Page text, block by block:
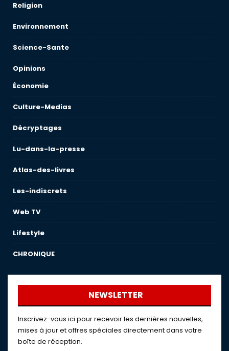
Religion
Environnement
Science-Sante
Opinions
Économie
Culture-Medias
Décryptages
Lu-dans-la-presse
Atlas-des-livres
Les-indiscrets
Web TV
Lifestyle
CHRONIQUE
NEWSLETTER
Inscrivez-vous ici pour recevoir les dernières nouvelles,
mises à jour et offres spéciales directement dans votre
boîte de réception.